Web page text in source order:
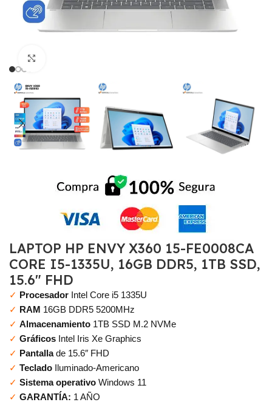
LAPTOP HP ENVY X360 15-FE0008CA
CORE I5-1335U, 16GB DDR5, 1TB SSD,
15.6″ FHD
✓ Procesador Intel Core i5 1335U
✓ RAM 16GB DDR5 5200MHz
✓ Almacenamiento 1TB SSD M.2 NVMe
✓ Gráficos Intel Iris Xe Graphics
✓ Pantallade 15.6″ FHD
✓ Teclado Iluminado-Americano
✓ Sistema operativo Windows 11
✓ GARANTÍA: 1 AÑO